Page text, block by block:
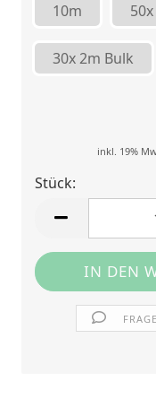
10m
30x 2m Bulk
inkl. 19%
Stück:
Stück